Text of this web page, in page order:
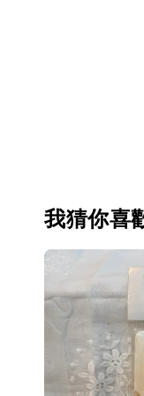
我猜你喜